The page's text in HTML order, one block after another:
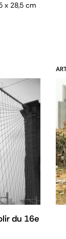
x 28,5 cm
du 16e